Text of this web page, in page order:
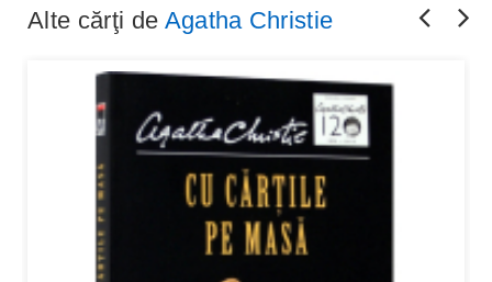
Alte cărţi de Agatha Christie